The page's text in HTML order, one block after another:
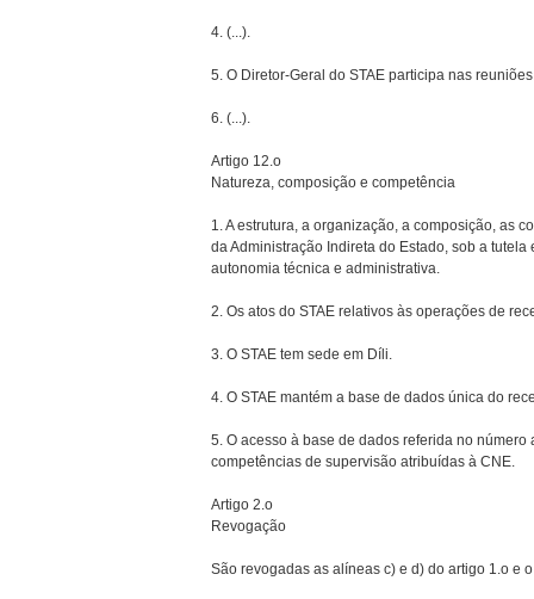
4. (...).
5. O Diretor-Geral do STAE participa nas
6. (...).
Artigo 12.o
Natureza, composição e competência
1. A estrutura, a organização, a composição, as
da Administração Indireta do Estado, sob a
autonomia técnica e administrativa.
2. Os atos do STAE relativos às operações de
3. O STAE tem sede em Díli.
4. O STAE mantém a base de dados única do
5. O acesso à base de dados referida no
competências de supervisão atribuídas à CNE.
Artigo 2.o
Revogação
São revogadas as alíneas c) e d) do artigo 1.o e